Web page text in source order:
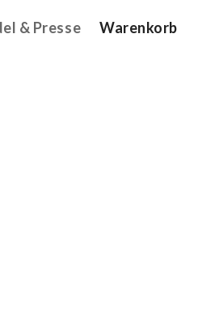
& Presse Warenkorb